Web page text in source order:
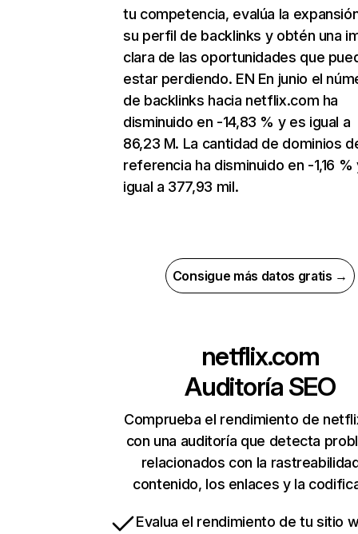
tu competencia, evalúa la
su perfil de backlinks y obtén una
clara de las oportunidades que
estar perdiendo. EN En junio el
de backlinks hacia netflix.com ha
disminuido en -14,83 % y es igual a
86,23 M. La cantidad de dominios
referencia ha disminuido en -1,16 %
igual a 377,93 mil.
Consigue más datos gratis →
netflix.com
Auditoría SEO
Comprueba el rendimiento de
con una auditoría que detecta
relacionados con la
contenido, los enlaces y la
Evalua el rendimiento de tu sitio